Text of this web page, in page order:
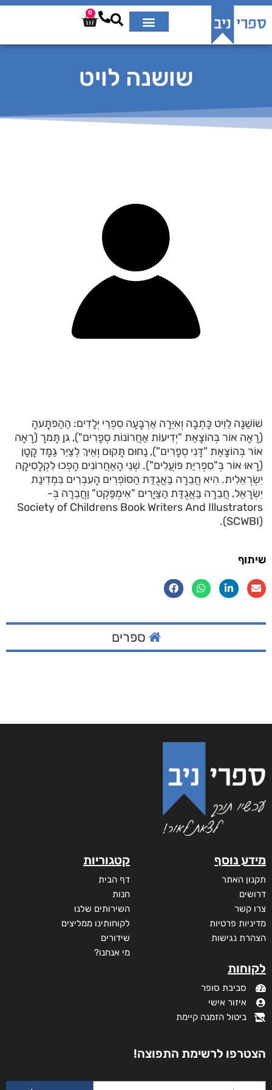
0
שושנה לויט
שׁוֹשַׁנָּה לֵוִיט כָּתְבָה וְאִיְּרָה אַרְבָּעָה סִפְרֵי יְלָדִים: הַהַפתְָּעהָ
(רָאָה אוֹר בְּהוֹצָאַת "יְדִיעוֹת אַחֲרוֹנוֹת סְפָרִים"), גּןַ תָּמרָ (רָאָה
אוֹר בְּהוֹצָאַת "דָּנִי סְפָרִים"), נַחוּם תָּקוּם וְאֵיךְ לְצַיֵּר גַּמָּד קָטָן
(רָאוּ אוֹר בְּ"סִפְרִיַּת פּוֹעֲלִים"). שְׁנֵי הָאַחֲרוֹנִים הָפְכוּ לִקְלָסִיקָה
יִשְׂרְאֵלִית. הִיא חֲבֵרָה בַּאֲגֻדַּת הַסּוֹפְרִים הָעִבְרִים בִּמְדִינַת
יִשְׂרָאֵל, חֲבֵרָה בַּאֲגֻדַּת הַצַּיָּרִים "אִימְפַּקְט" וַחֲבֵרָה בְּ-
Society of Childrens Book Writers And Illustrators
(SCWBI).
שיתוף
ספרים
מידע נוסף
תקנון האתר
דרושים
צרו קשר
מדיניות פרטיות
הצהרת נגישות
לקוחות
סביבת סופר
איזור אישי
ביטול הזמנה קיימת
קטגוריות
דף הבית
חנות
השירותים שלנו
לקוחותינו ממליצים
שידורים
מי אנחנו?
הצטרפו לרשימת התפוצה!